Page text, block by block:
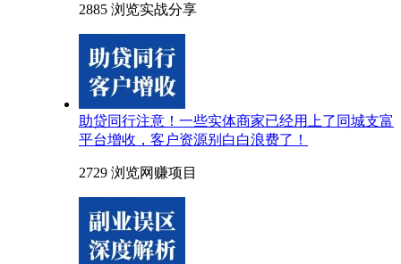
2885 浏览实战分享
助贷同行注意！一些实体商家已经用上了同城支富
平台增收，客户资源别白白浪费了！
2729 浏览网赚项目